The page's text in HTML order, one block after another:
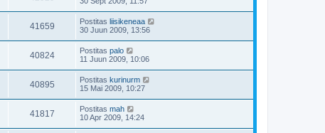
41659 Postitas liisikeneaa
30 Juun 2009, 13:56
40824 Postitas palo
11 Juun 2009, 10:06
40895 Postitas kurinurm
15 Mai 2009, 10:27
41817 Postitas mah
10 Apr 2009, 14:24